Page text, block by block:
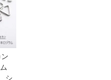
ン
ム
シ